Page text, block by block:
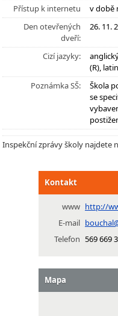
Přístup k internetu
v době
Den otevřených
dveří:
26. 11.
Cizí jazyky:
(R),
Poznámka SŠ:
Škola
se
Inspekční zprávy školy najdete
Kontakt
www http://
E-mail
Telefon 569 669
Mapa